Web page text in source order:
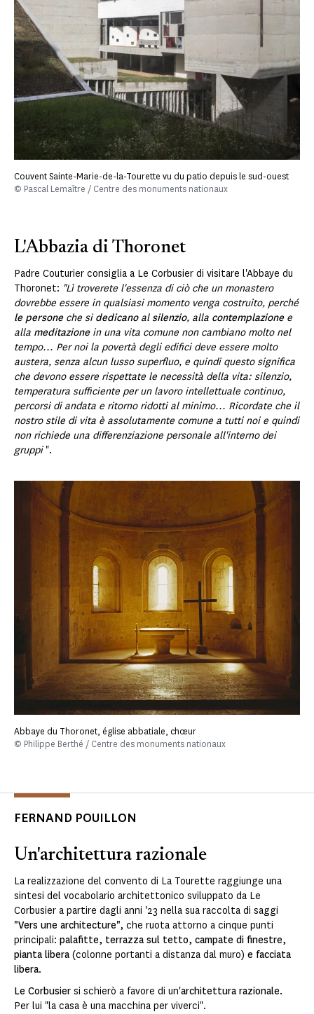
Couvent Sainte-Marie-de-la-Tourette vu du patio depuis le sud-ouest
© Pascal Lemaître / Centre des monuments nationaux
L'Abbazia di Thoronet
Padre Couturier consiglia a Le Corbusier di visitare l'Abbaye du
Thoronet: "Lì troverete l'essenza di ciò che un monastero
dovrebbe essere in qualsiasi momento venga costruito, perché
le personeche si dedicanoal silenzio, alla contemplazionee
alla meditazionein una vita comune non cambiano molto nel
tempo... Per noi la povertà degli edifici deve essere molto
austera, senza alcun lusso superfluo, e quindi questo significa
che devono essere rispettate le necessità della vita: silenzio,
temperatura sufficiente per un lavoro intellettuale continuo,
percorsi di andata e ritorno ridotti al minimo... Ricordate che il
nostro stile di vita è assolutamente comune a tutti noi e quindi
non richiede una differenziazione personale all'interno dei
gruppi".
Abbaye du Thoronet, église abbatiale, chœur
© Philippe Berthé / Centre des monuments nationaux
FERNAND POUILLON
Un'architettura razionale
La realizzazione del convento di La Tourette raggiunge una
sintesi del vocabolario architettonico sviluppato da Le
Corbusier a partire dagli anni '23 nella sua raccolta di saggi
"Vers une architecture", che ruota attorno a cinque punti
principali: palafitte, terrazza sul tetto, campate di finestre,
pianta libera (colonne portanti a distanza dal muro) e facciata
libera.
Le Corbusier si schierò a favore di un'architettura razionale.
Per lui "la casa è una macchina per viverci".